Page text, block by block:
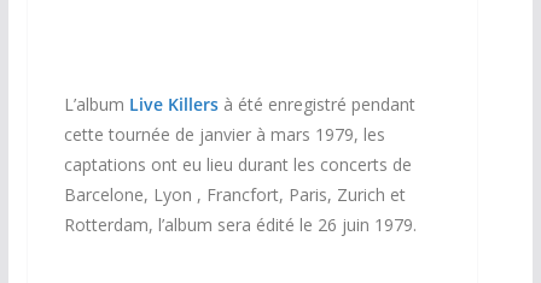
L’album Live Killersà été enregistré pendant
cette tournée de janvier à mars 1979, les
captations ont eu lieu durant les concerts de
Barcelone, Lyon , Francfort, Paris, Zurich et
Rotterdam, l’album sera édité le 26 juin 1979.